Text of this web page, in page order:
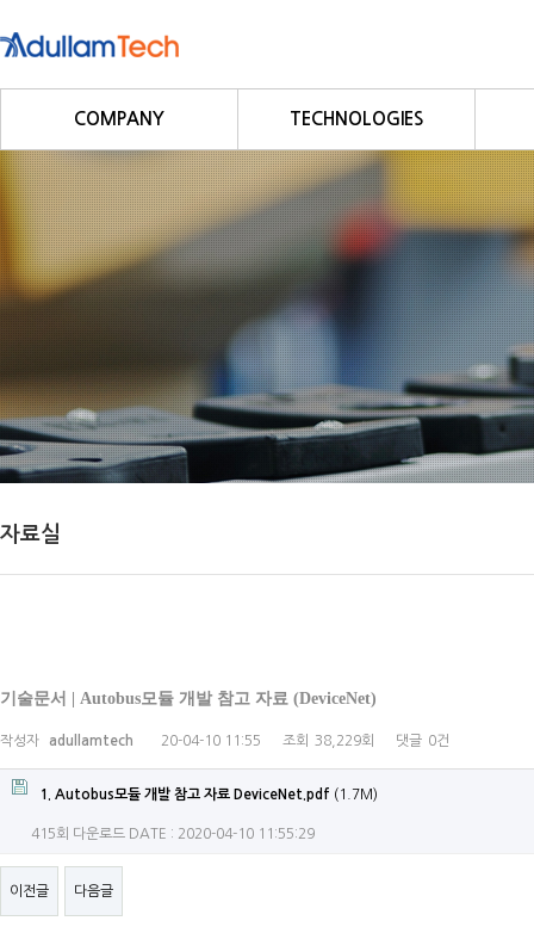
COMPANY TECHNOLOGIES
회사소개
회사연혁
사업영역
Fieldbus
Profibus
DeviceNet
CC-Link
CANopen
Modbus/Modbus TCP
자료실
기술문서 | Autobus모듈 개발 참고 자료 (DeviceNet)
작성자 adullamtech 20-04-10 11:55 조회 38,229회 댓글 0건
1. Autobus모듈 개발 참고 자료 DeviceNet.pdf (1.7M)
415회 다운로드 DATE : 2020-04-10 11:55:29
이전글 다음글